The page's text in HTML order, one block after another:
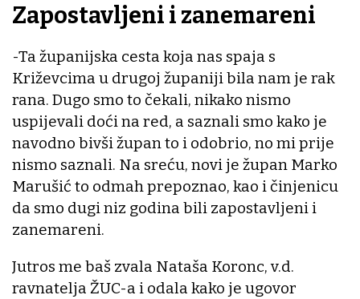
Zapostavljeni i zanemareni
-Ta županijska cesta koja nas spaja s
Križevcima u drugoj županiji bila nam je rak
rana. Dugo smo to čekali, nikako nismo
uspijevali doći na red, a saznali smo kako je
navodno bivši župan to i odobrio, no mi prije
nismo saznali. Na sreću, novi je župan Marko
Marušić to odmah prepoznao, kao i činjenicu
da smo dugi niz godina bili zapostavljeni i
zanemareni.
Jutros me baš zvala Nataša Koronc, v.d.
ravnatelja ŽUC-a i odala kako je ugovor